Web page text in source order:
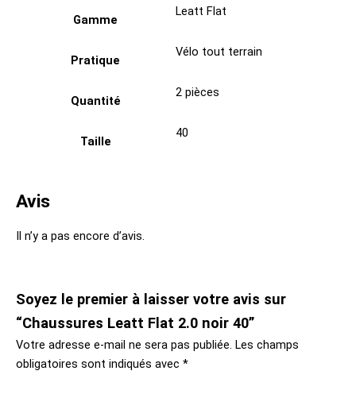
Gamme
Leatt Flat
Pratique
Vélo tout terrain
Quantité
2 pièces
Taille
40
Avis
Il n’y a pas encore d’avis.
Soyez le premier à laisser votre avis sur
“Chaussures Leatt Flat 2.0 noir 40”
Votre adresse e-mail ne sera pas publiée. Les champs
obligatoires sont indiqués avec *